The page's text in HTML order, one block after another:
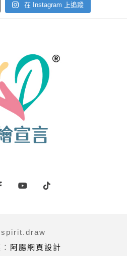
在 Instagram 上追蹤
阿腸網頁設計